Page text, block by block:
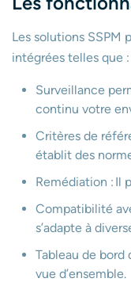
Les solutions SSPM
intégrées telles que :
Surveillance
continu votre
Critères de
établit des
Remédiation : Il
Compatibilité
s’adapte à
Tableau de bord
vue d’ensemble.